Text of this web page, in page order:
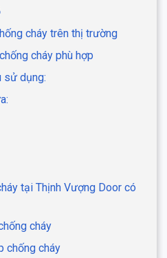
cháy trên thị trường
cháy phù hợp
sử dụng:
tại Thịnh Vượng Door có
cháy
chống cháy